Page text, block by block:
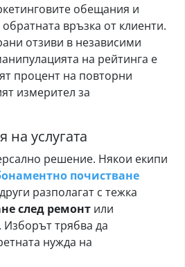
обещания и
връзка от клиенти.
отзиви в независими
на рейтинга е
процент на повторни
измерител за
на услугата
решение. Някои екипи
почистване
разполагат с тежка
след ремонт или
трябва да
нужда на